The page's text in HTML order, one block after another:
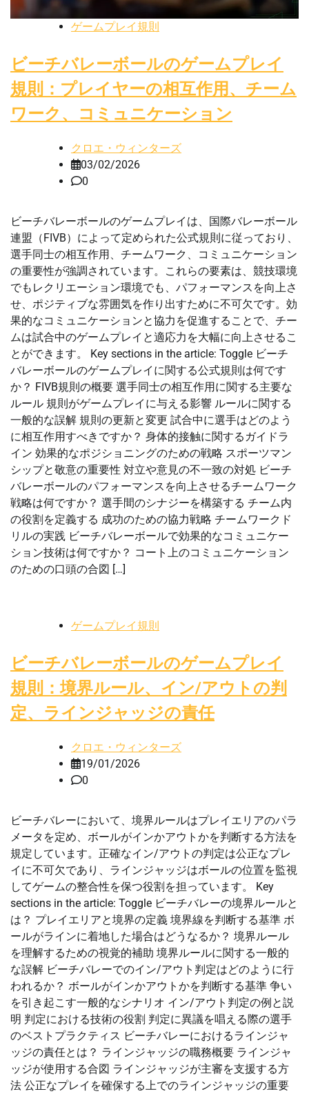
ゲームプレイ規則
ビーチバレーボールのゲームプレイ
規則：プレイヤーの相互作用、チーム
ワーク、コミュニケーション
クロエ・ウィンターズ
03/02/2026
0
ビーチバレーボールのゲームプレイは、国際バレーボール
連盟（FIVB）によって定められた公式規則に従っており、
選手同士の相互作用、チームワーク、コミュニケーション
の重要性が強調されています。これらの要素は、競技環境
でもレクリエーション環境でも、パフォーマンスを向上さ
せ、ポジティブな雰囲気を作り出すために不可欠です。効
果的なコミュニケーションと協力を促進することで、チー
ムは試合中のゲームプレイと適応力を大幅に向上させるこ
とができます。 Key sections in the article: Toggle ビーチ
バレーボールのゲームプレイに関する公式規則は何です
か？ FIVB規則の概要 選手同士の相互作用に関する主要な
ルール 規則がゲームプレイに与える影響 ルールに関する
一般的な誤解 規則の更新と変更 試合中に選手はどのよう
に相互作用すべきですか？ 身体的接触に関するガイドラ
イン 効果的なポジショニングのための戦略 スポーツマン
シップと敬意の重要性 対立や意見の不一致の対処 ビーチ
バレーボールのパフォーマンスを向上させるチームワーク
戦略は何ですか？ 選手間のシナジーを構築する チーム内
の役割を定義する 成功のための協力戦略 チームワークド
リルの実践 ビーチバレーボールで効果的なコミュニケー
ション技術は何ですか？ コート上のコミュニケーション
のための口頭の合図 […]
ゲームプレイ規則
ビーチバレーボールのゲームプレイ
規則：境界ルール、イン/アウトの判
定、ラインジャッジの責任
クロエ・ウィンターズ
19/01/2026
0
ビーチバレーにおいて、境界ルールはプレイエリアのパラ
メータを定め、ボールがインかアウトかを判断する方法を
規定しています。正確なイン/アウトの判定は公正なプレ
イに不可欠であり、ラインジャッジはボールの位置を監視
してゲームの整合性を保つ役割を担っています。 Key
sections in the article: Toggle ビーチバレーの境界ルールと
は？ プレイエリアと境界の定義 境界線を判断する基準 ボ
ールがラインに着地した場合はどうなるか？ 境界ルール
を理解するための視覚的補助 境界ルールに関する一般的
な誤解 ビーチバレーでのイン/アウト判定はどのように行
われるか？ ボールがインかアウトかを判断する基準 争い
を引き起こす一般的なシナリオ イン/アウト判定の例と説
明 判定における技術の役割 判定に異議を唱える際の選手
のベストプラクティス ビーチバレーにおけるラインジャ
ッジの責任とは？ ラインジャッジの職務概要 ラインジャ
ッジが使用する合図 ラインジャッジが主審を支援する方
法 公正なプレイを確保する上でのラインジャッジの重要